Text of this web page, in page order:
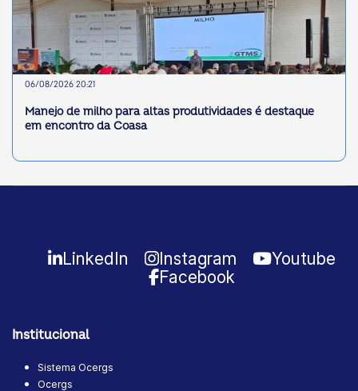
06/08/2026 20:21
Manejo de milho para altas produtividades é destaque
em encontro da Coasa
LinkedIn Instagram
Youtube
Facebook
Institucional
Sistema Ocergs
Ocergs